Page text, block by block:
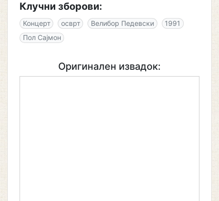
Клучни зборови:
Концерт осврт Велибор Педевски
1991
Пол Сајмон
Оригинален извадок: